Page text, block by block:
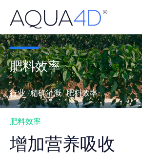
肥料效率
行业 /精确灌溉/ 肥料效率
肥料效率
增加营养吸收